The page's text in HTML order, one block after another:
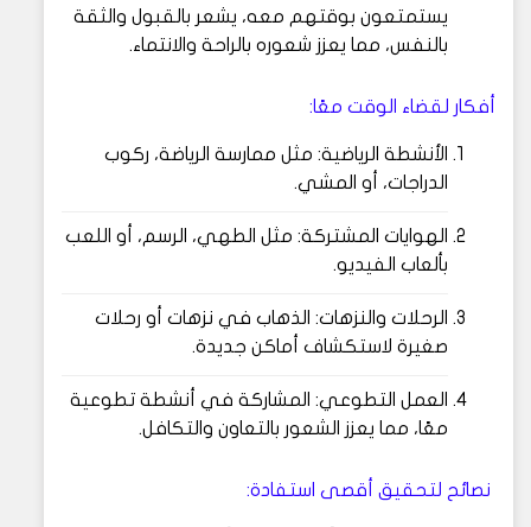
يستمتعون بوقتهم معه، يشعر بالقبول والثقة
بالنفس، مما يعزز شعوره بالراحة والانتماء.
أفكار لقضاء الوقت معًا:
الأنشطة الرياضية: مثل ممارسة الرياضة، ركوب
الدراجات، أو المشي.
الهوايات المشتركة: مثل الطهي، الرسم، أو اللعب
بألعاب الفيديو.
الرحلات والنزهات: الذهاب في نزهات أو رحلات
صغيرة لاستكشاف أماكن جديدة.
العمل التطوعي: المشاركة في أنشطة تطوعية
معًا، مما يعزز الشعور بالتعاون والتكافل.
نصائح لتحقيق أقصى استفادة: